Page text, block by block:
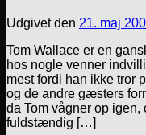
Udgivet den 21. maj
Tom Wallace er en
hos nogle venner
mest fordi han ikke tror
og de andre gæsters
da Tom vågner op
fuldstændig […]